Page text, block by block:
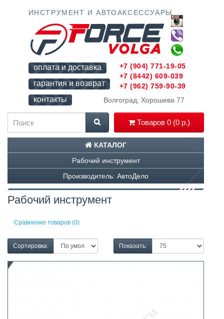
ИНСТРУМЕНТ И АВТОАКСЕССУАРЫ
оплата и доставка
гарантия и возврат
контакты
Волгоград, Хорошева 77
Товаров 0 (0 р.)
+7 (904) 771-19-05
+7 (8442) 609-039
+7 (962) 759-90-39
КАТАЛОГ
Рабочий инструмент
Производитель: АвтоДело
Рабочий инструмент
Сравнение товаров (0)
Сортировка: Показать: